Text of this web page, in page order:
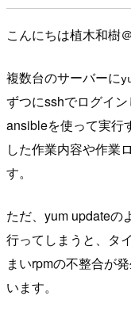
こんにちは植木和樹
複数台のサーバーに
ずつにsshでログイン
ansibleを使って実行
した作業内容や作業
す。
ただ、yum updateの
行ってしまうと、タ
まいrpmの不整合が
います。